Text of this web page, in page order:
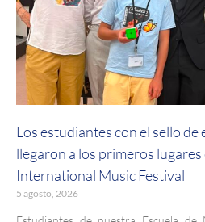
Los estudiantes con el sello de
llegaron a los primeros
International Music Festival
5 agosto, 2026